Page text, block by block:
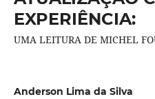
EXPERIÊNCIA:
UMA LEITURA DE MICHEL
Anderson Lima da Silva